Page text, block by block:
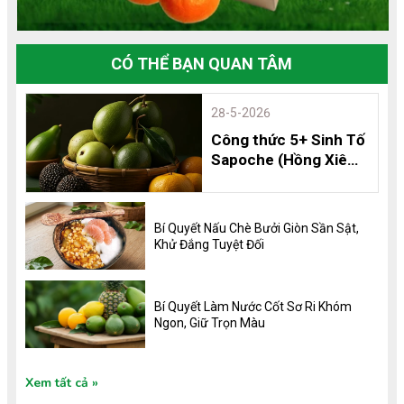
CÓ THỂ BẠN QUAN TÂM
28-5-2026
Công thức 5+ Sinh Tố
Sapoche (Hồng Xiêm)
Dưỡng và 8 Lợi Ích
Không Thể Bỏ Qua
Bí Quyết Nấu Chè Bưởi Giòn Sần Sật,
Khử Đắng Tuyệt Đối
Bí Quyết Làm Nước Cốt Sơ Ri Khóm
Ngon, Giữ Trọn Màu
Xem tất cả